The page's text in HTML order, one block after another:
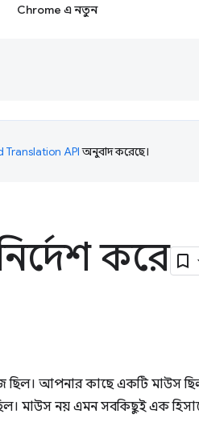
Chrome এ নতুন
Translation APIঅনুবাদ করেছে।
করে
ছিল। আপনার কাছে একটি
মাউস নয় এমন সবকিছুই এক